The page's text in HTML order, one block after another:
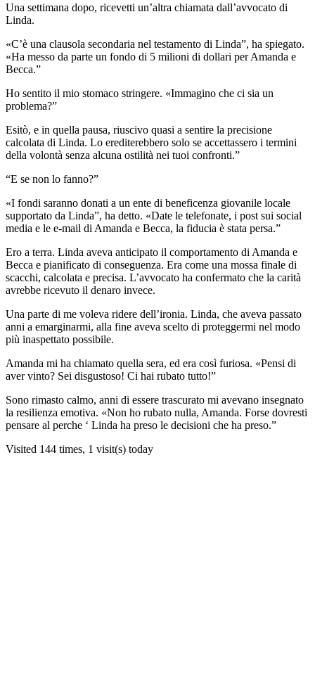
Una settimana dopo, ricevetti un’altra chiamata dall’avvocato di
Linda.
«C’è una clausola secondaria nel testamento di Linda”, ha spiegato.
«Ha messo da parte un fondo di 5 milioni di dollari per Amanda e
Becca.”
Ho sentito il mio stomaco stringere. «Immagino che ci sia un
problema?”
Esitò, e in quella pausa, riuscivo quasi a sentire la precisione
calcolata di Linda. Lo erediterebbero solo se accettassero i termini
della volontà senza alcuna ostilità nei tuoi confronti.”
“E se non lo fanno?”
«I fondi saranno donati a un ente di beneficenza giovanile locale
supportato da Linda”, ha detto. «Date le telefonate, i post sui social
media e le e-mail di Amanda e Becca, la fiducia è stata persa.”
Ero a terra. Linda aveva anticipato il comportamento di Amanda e
Becca e pianificato di conseguenza. Era come una mossa finale di
scacchi, calcolata e precisa. L’avvocato ha confermato che la carità
avrebbe ricevuto il denaro invece.
Una parte di me voleva ridere dell’ironia. Linda, che aveva passato
anni a emarginarmi, alla fine aveva scelto di proteggermi nel modo
più inaspettato possibile.
Amanda mi ha chiamato quella sera, ed era così furiosa. «Pensi di
aver vinto? Sei disgustoso! Ci hai rubato tutto!”
Sono rimasto calmo, anni di essere trascurato mi avevano insegnato
la resilienza emotiva. «Non ho rubato nulla, Amanda. Forse dovresti
pensare al perche ‘ Linda ha preso le decisioni che ha preso.”
Visited 144 times, 1 visit(s) today